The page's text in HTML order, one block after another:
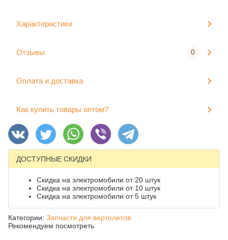
Характеристики
Отзывы 0
Оплата и доставка
Как купить товары оптом?
ДОСТУПНЫЕ СКИДКИ
Скидка на электромобили от 20 штук
Скидка на электромобили от 10 штук
Скидка на электромобили от 5 штук
Категории: Запчасти для вертолетов
Рекомендуем посмотреть